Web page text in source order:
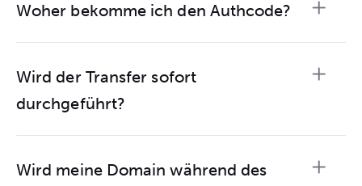
Woher bekomme ich den Authcode?
Wird der Transfer sofort
durchgeführt?
Wird meine Domain während des